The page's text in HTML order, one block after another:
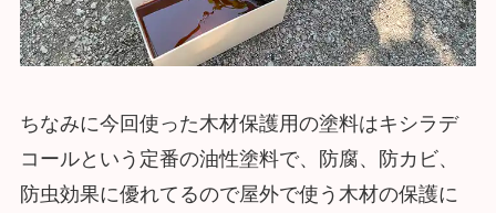
ちなみに今回使った木材保護用の塗料はキシラデ
コールという定番の油性塗料で、防腐、防カビ、
防虫効果に優れてるので屋外で使う木材の保護に